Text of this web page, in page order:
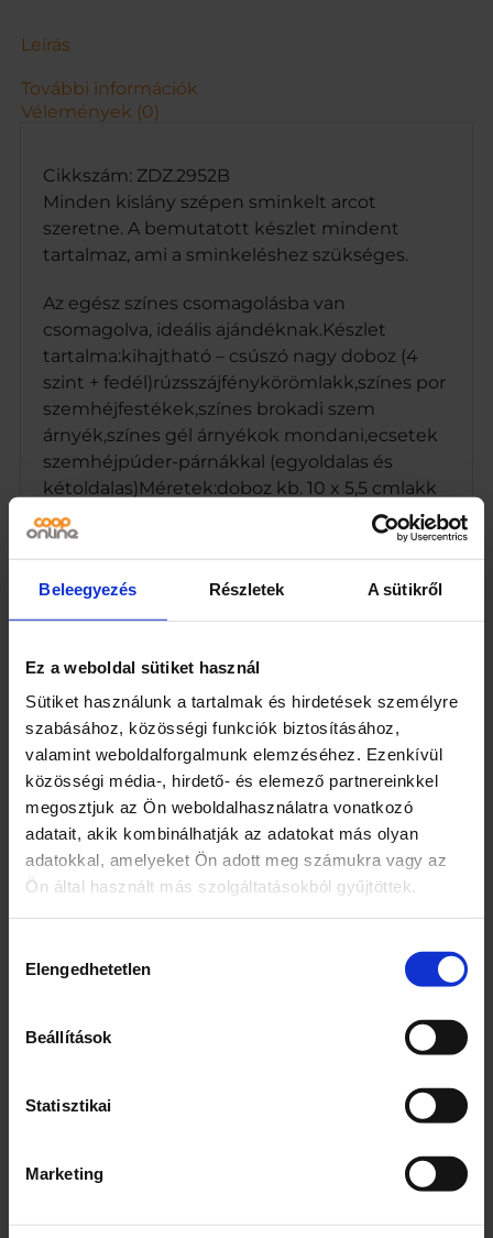
Beleegyezés Részletek A sütikről
Ez a weboldal sütiket használ
Sütiket használunk a tartalmak és hirdetések személyre
szabásához, közösségi funkciók biztosításához,
valamint weboldalforgalmunk elemzéséhez. Ezenkívül
közösségi média-, hirdető- és elemező partnereinkkel
megosztjuk az Ön weboldalhasználatra vonatkozó
adatait, akik kombinálhatják az adatokat más olyan
adatokkal, amelyeket Ön adott meg számukra vagy az
Ön által használt más szolgáltatásokból gyűjtöttek.
kiválasztása
Elengedhetetlen
Beállítások
Statisztikai
Marketing
y
i
s
g
Leírás
További információk
Vélemények (0)
Cikkszám: ZDZ.2952B
Minden kislány szépen sminkelt arcot
szeretne. A bemutatott készlet mindent
tartalmaz, ami a sminkeléshez szükséges.
Az egész színes csomagolásba van
csomagolva, ideális ajándéknak.Készlet
tartalma:kihajtható – csúszó nagy doboz (4
szint + fedél)rúzsszájfénykörömlakk,színes por
szemhéjfestékek,színes brokadi szem
árnyék,színes gél árnyékok mondani,ecsetek
szemhéjpúder-párnákkal (egyoldalas és
kétoldalas)Méretek:doboz kb. 10 x 5,5 cmlakk
kb. 9 cmfelhordó ecsetek kb. 3,5 cm-es
árnyékok felvitelérecsomagolás kb. 31,5 x 33 x
7 cm
Kapcsolódó termékek
6300
1 db
mennyiség